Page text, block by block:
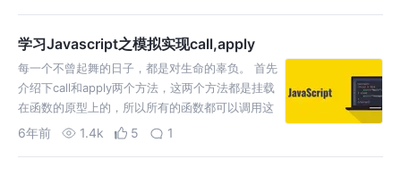
学习Javascript之模拟实现call,apply
每一个不曾起舞的日子，都是对生命的辜负。 首先
介绍下call和apply两个方法，这两个方法都是挂载
在函数的原型上的，所以所有的函数都可以调用这
两个方法。 对于this不熟悉的同学可以先异步：理
6年前 1.4k 5 1